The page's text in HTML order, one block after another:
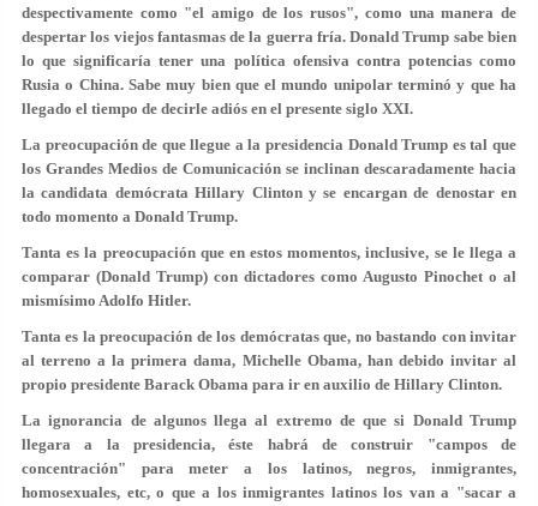
despectivamente como "el amigo de los rusos", como una manera de
despertar los viejos fantasmas de la guerra fría. Donald Trump sabe bien
lo que significaría tener una política ofensiva contra potencias como
Rusia o China. Sabe muy bien que el mundo unipolar terminó y que ha
llegado el tiempo de decirle adiós en el presente siglo XXI.
La preocupación de que llegue a la presidencia Donald Trump es tal que
los Grandes Medios de Comunicación se inclinan descaradamente hacia
la candidata demócrata Hillary Clinton y se encargan de denostar en
todo momento a Donald Trump.
Tanta es la preocupación que en estos momentos, inclusive, se le llega a
comparar (Donald Trump) con dictadores como Augusto Pinochet o al
mismísimo Adolfo Hitler.
Tanta es la preocupación de los demócratas que, no bastando con invitar
al terreno a la primera dama, Michelle Obama, han debido invitar al
propio presidente Barack Obama para ir en auxilio de Hillary Clinton.
La ignorancia de algunos llega al extremo de que si Donald Trump
llegara a la presidencia, éste habrá de construir "campos de
concentración" para meter a los latinos, negros, inmigrantes,
homosexuales, etc, o que a los inmigrantes latinos los van a "sacar a